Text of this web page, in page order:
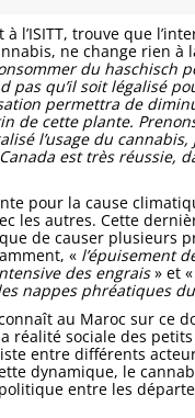
l’ISITT, trouve que
ne change rien à
du haschisch
pas qu’il soit légalisé
permettra de
de cette plante.
l’usage du
est très réussie,
pour la cause
les autres. Cette
de causer plusieurs
« l’épui­sement
des engrais» et «
nappes phréatiques
au Maroc sur ce
réalité sociale des
entre différents
dynamique, le
entre les